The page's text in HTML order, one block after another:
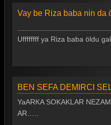
Arka Sokaklar 143. Bölüm
Arka Sokaklar 142. Bölüm
Arka Sokaklar 139. Bölüm
Arka Sokaklar 138. Bölüm
Vay be Riza baba nin da
Uffffffff ya Riza baba öldu
BEN SEFA DEMIRCI
YaARKA SOKAKLAR
AR…..